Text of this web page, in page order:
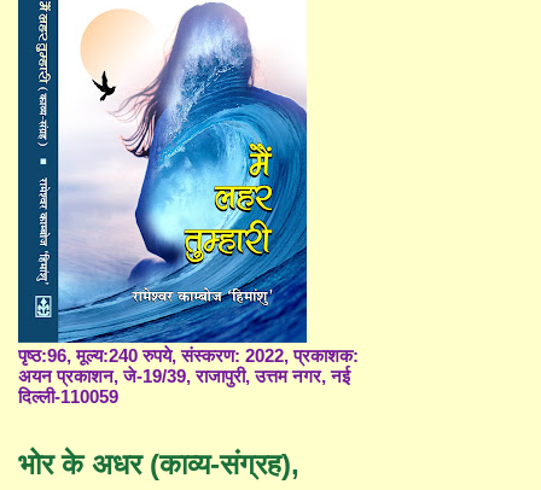
पृष्ठ:96, मूल्य:240 रुपये, संस्करण: 2022, प्रकाशक:
अयन प्रकाशन, जे-19/39, राजापुरी, उत्तम नगर, नई
दिल्ली-110059
भोर के अधर (काव्य-संग्रह),